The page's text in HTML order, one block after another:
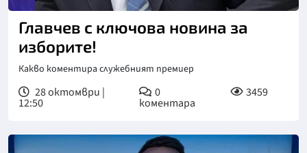
Главчев с ключова новина за
изборите!
Какво коментира служебният премиер
28 октомври |
12:50
0
коментара
3459